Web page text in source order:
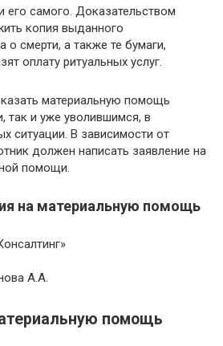
его самого. Доказательством
копия выданного
о смерти, а также те бумаги,
оплату ритуальных услуг.
материальную помощь
так и уже уволившимся, в
ситуации. В зависимости от
должен написать заявление на
помощи.
на материальную помощь
А.А.
помощь